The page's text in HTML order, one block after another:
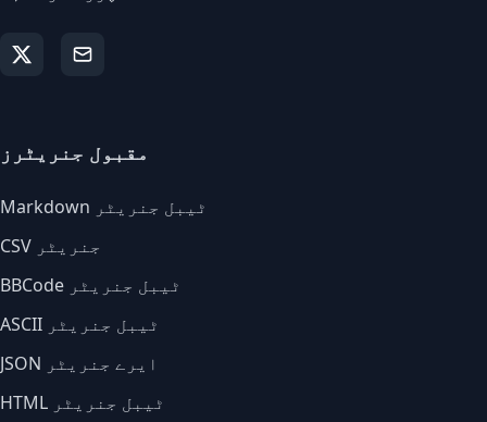
مقبول جنریٹرز
Markdown ٹیبل جنریٹر
CSV جنریٹر
BBCode ٹیبل جنریٹر
ASCII ٹیبل جنریٹر
JSON ایرے جنریٹر
HTML ٹیبل جنریٹر